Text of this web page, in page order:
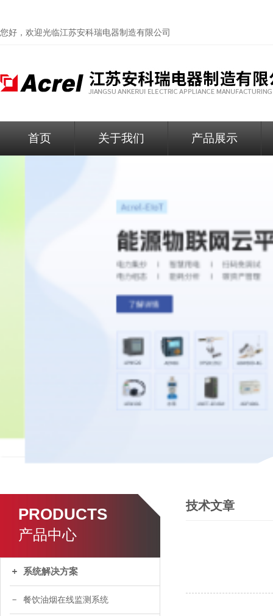
您好，欢迎光临江苏安科瑞电器制造有限公司
首页 关于我们 产品展示
PRODUCTS
产品中心
系统解决方案
餐饮油烟在线监测系统
技术文章